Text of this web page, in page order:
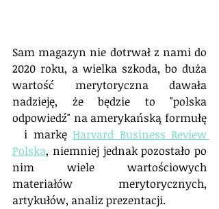
Sam magazyn nie dotrwał z nami do
2020 roku, a wielka szkoda, bo duża
wartość merytoryczna dawała
nadzieję, że będzie to "polska
odpowiedź" na amerykańską formułę
i markę Harvard Business Review
Polska, niemniej jednak pozostało po
nim wiele wartościowych
materiałów merytorycznych,
artykułów, analiz prezentacji.